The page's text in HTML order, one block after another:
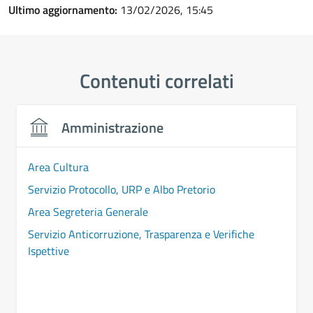
Ultimo aggiornamento: 13/02/2026, 15:45
Contenuti correlati
Amministrazione
Area Cultura
Servizio Protocollo, URP e Albo Pretorio
Area Segreteria Generale
Servizio Anticorruzione, Trasparenza e Verifiche
Ispettive